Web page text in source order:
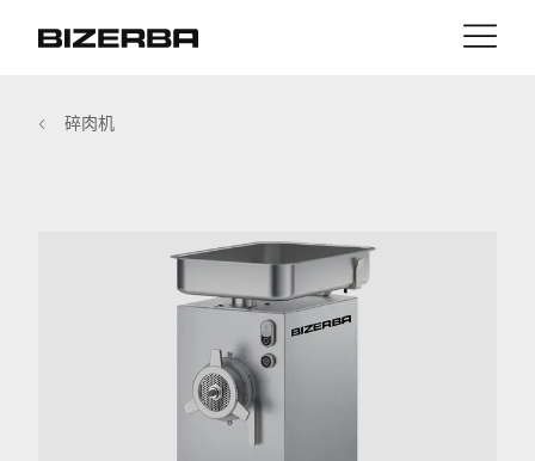
MyBizerba
碎肉机